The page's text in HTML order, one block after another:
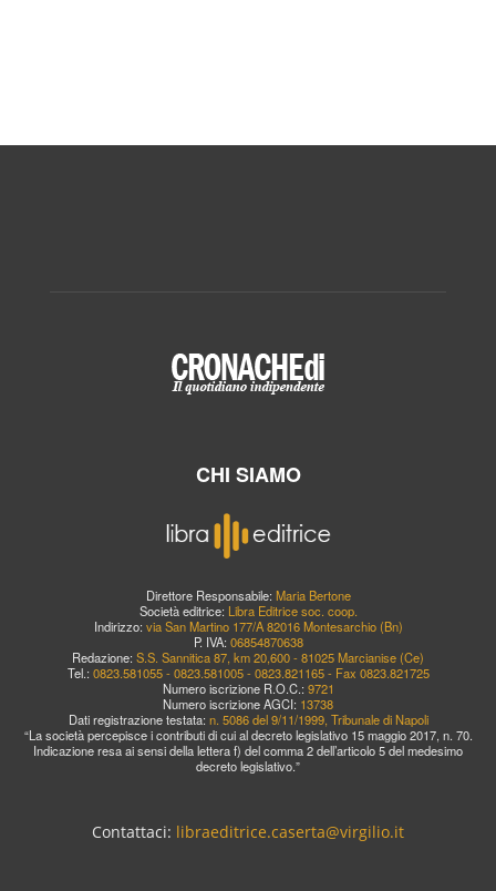
CHI SIAMO
Direttore Responsabile: Maria Bertone
Società editrice: Libra Editrice soc. coop.
Indirizzo: via San Martino 177/A 82016 Montesarchio (Bn)
P. IVA: 06854870638
Redazione: S.S. Sannitica 87, km 20,600 - 81025 Marcianise (Ce)
Tel.: 0823.581055 - 0823.581005 - 0823.821165 - Fax 0823.821725
Numero iscrizione R.O.C.: 9721
Numero iscrizione AGCI: 13738
Dati registrazione testata: n. 5086 del 9/11/1999, Tribunale di Napoli
“La società percepisce i contributi di cui al decreto legislativo 15 maggio 2017, n. 70.
Indicazione resa ai sensi della lettera f) del comma 2 dell’articolo 5 del medesimo
decreto legislativo.”
Contattaci: libraeditrice.caserta@virgilio.it